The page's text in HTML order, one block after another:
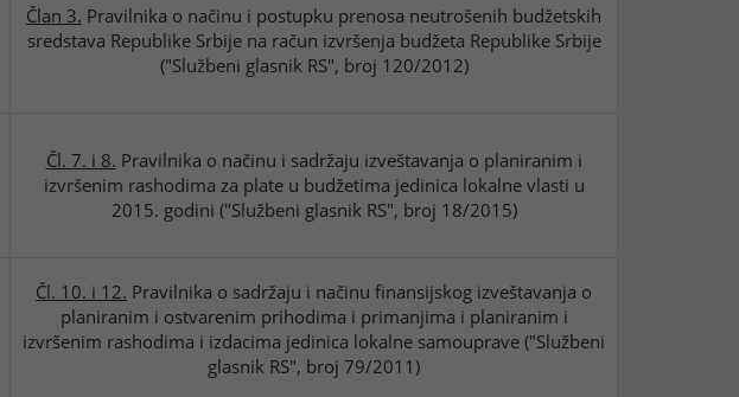
Član 3. Pravilnika o načinu i postupku prenosa neutrošenih budžetskih
sredstava Republike Srbije na račun izvršenja budžeta Republike Srbije
("Službeni glasnik RS", broj 120/2012)
Čl. 7. i 8. Pravilnika o načinu i sadržaju izveštavanja o planiranim i
izvršenim rashodima za plate u budžetima jedinica lokalne vlasti u
2015. godini ("Službeni glasnik RS", broj 18/2015)
Čl. 10. i 12. Pravilnika o sadržaju i načinu finansijskog izveštavanja o
planiranim i ostvarenim prihodima i primanjima i planiranim i
izvršenim rashodima i izdacima jedinica lokalne samouprave ("Službeni
glasnik RS", broj 79/2011)